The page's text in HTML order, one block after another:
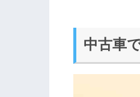
中古車